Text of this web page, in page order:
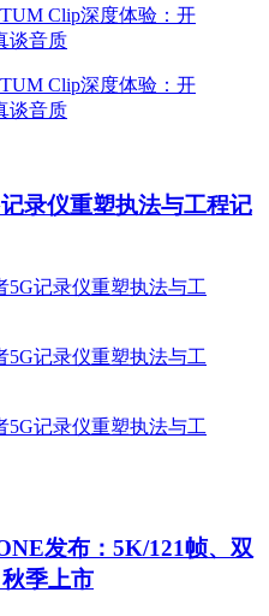
录仪重塑执法与工程记
发布：5K/121帧、双
季上市